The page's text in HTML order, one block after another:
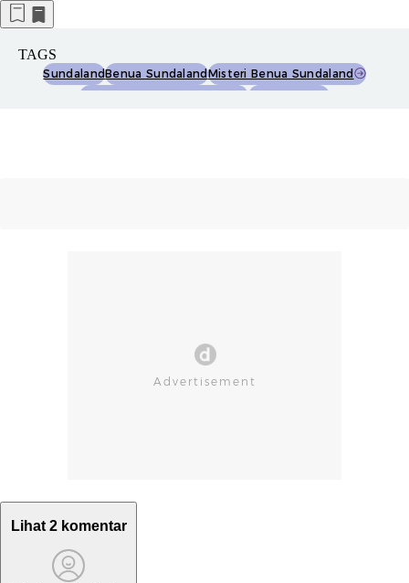
TAGS
SundalandBenua SundalandMisteri Benua Sundaland
Lihat 2 komentar